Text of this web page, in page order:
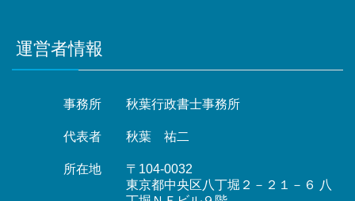
運営者情報
事務所 秋葉行政書士事務所
代表者 秋葉 祐二
所在地
〒104-0032
東京都中央区八丁堀２－２１－６ 八